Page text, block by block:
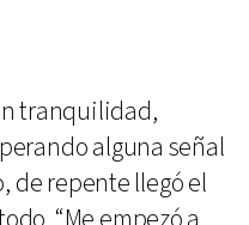
tranquilidad,
alguna señal
de repente llegó el